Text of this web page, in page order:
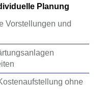
Planung
Vorstellungen und
ohne